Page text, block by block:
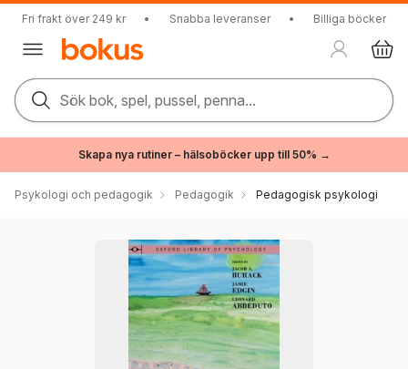
Fri frakt över 249 kr • Snabba leveranser • Billiga böcker
Sök bok, spel, pussel, penna...
Skapa nya rutiner – hälsoböcker upp till 50% →
Psykologi och pedagogik Pedagogik Pedagogisk psykologi